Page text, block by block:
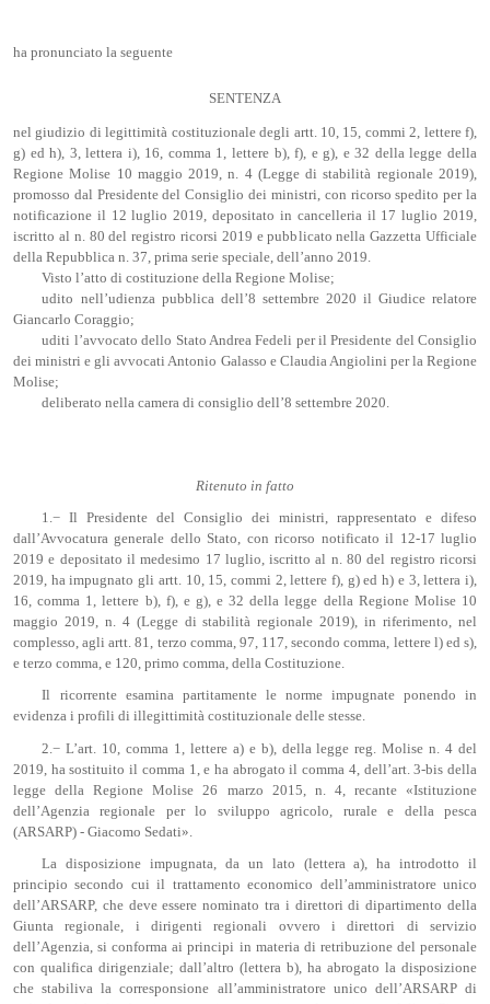
ha pronunciato la seguente
SENTENZA
nel giudizio di legittimità costituzionale degli artt. 10, 15, commi 2, lettere f),
g) ed h), 3, lettera i), 16, comma 1, lettere b), f), e g), e 32 della legge della
Regione Molise 10 maggio 2019, n. 4 (Legge di stabilità regionale 2019),
promosso dal Presidente del Consiglio dei ministri, con ricorso spedito per la
notificazione il 12 luglio 2019, depositato in cancelleria il 17 luglio 2019,
iscritto al n. 80 del registro ricorsi 2019 e pubblicato nella Gazzetta Ufficiale
della Repubblica n. 37, prima serie speciale, dell’anno 2019.
Visto l’atto di costituzione della Regione Molise;
udito nell’udienza pubblica dell’8 settembre 2020 il Giudice relatore
Giancarlo Coraggio;
uditi l’avvocato dello Stato Andrea Fedeli per il Presidente del Consiglio
dei ministri e gli avvocati Antonio Galasso e Claudia Angiolini per la Regione
Molise;
deliberato nella camera di consiglio dell’8 settembre 2020.
Ritenuto in fatto
1.− Il Presidente del Consiglio dei ministri, rappresentato e difeso
dall’Avvocatura generale dello Stato, con ricorso notificato il 12-17 luglio
2019 e depositato il medesimo 17 luglio, iscritto al n. 80 del registro ricorsi
2019, ha impugnato gli artt. 10, 15, commi 2, lettere f), g) ed h) e 3, lettera i),
16, comma 1, lettere b), f), e g), e 32 della legge della Regione Molise 10
maggio 2019, n. 4 (Legge di stabilità regionale 2019), in riferimento, nel
complesso, agli artt. 81, terzo comma, 97, 117, secondo comma, lettere l) ed s),
e terzo comma, e 120, primo comma, della Costituzione.
Il ricorrente esamina partitamente le norme impugnate ponendo in
evidenza i profili di illegittimità costituzionale delle stesse.
2.− L’art. 10, comma 1, lettere a) e b), della legge reg. Molise n. 4 del
2019, ha sostituito il comma 1, e ha abrogato il comma 4, dell’art. 3-bis della
legge della Regione Molise 26 marzo 2015, n. 4, recante «Istituzione
dell’Agenzia regionale per lo sviluppo agricolo, rurale e della pesca
(ARSARP) - Giacomo Sedati».
La disposizione impugnata, da un lato (lettera a), ha introdotto il
principio secondo cui il trattamento economico dell’amministratore unico
dell’ARSARP, che deve essere nominato tra i direttori di dipartimento della
Giunta regionale, i dirigenti regionali ovvero i direttori di servizio
dell’Agenzia, si conforma ai principi in materia di retribuzione del personale
con qualifica dirigenziale; dall’altro (lettera b), ha abrogato la disposizione
che stabiliva la corresponsione all’amministratore unico dell’ARSARP di